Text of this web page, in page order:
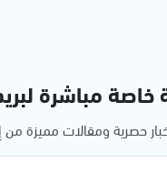
خاصة مباشرة
حصرية ومقالات مميزة